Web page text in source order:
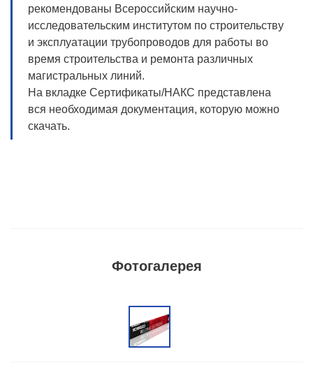
рекомендованы Всероссийским научно-
исследовательским институтом по строительству
и эксплуатации трубопроводов для работы во
время строительства и ремонта различных
магистральных линий.
На вкладке Сертификаты/НАКС представлена
вся необходимая документация, которую можно
скачать.
Фотогалерея